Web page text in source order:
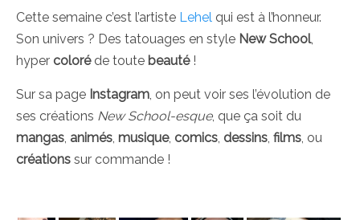
Cette semaine c’est l’artiste Lehel qui est à l’honneur.
Son univers ? Des tatouages en style New School,
hyper coloréde toute beauté!
Sur sa page Instagram, on peut voir ses l’évolution de
ses créations New School-esque, que ça soit du
mangas, animés, musique, comics, dessins, films, ou
créations sur commande !